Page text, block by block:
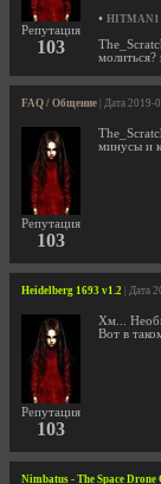
Репутация
103
• HITMAN1
молиться?
FAQ / Общение | Дата
Репутация
103
минусы и
Heidelberg 1693 v1.2 | Дата
Репутация
103
Хм...
Вот в
Nimbatus - The Space